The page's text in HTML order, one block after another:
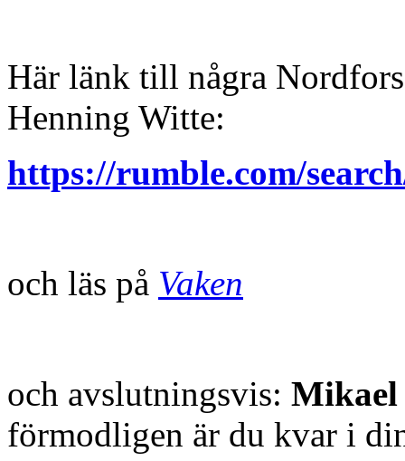
Här länk till några
Henning Witte:
https://rumble.com/
och läs på Vaken
och avslutningsvis: Mikael
förmodligen är du kvar i